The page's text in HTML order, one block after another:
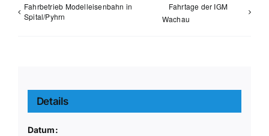
Fahrbetrieb Modelleisenbahn in
Spital/Pyhrn
Fahrtage der IGM
Wachau
Details
Datum: